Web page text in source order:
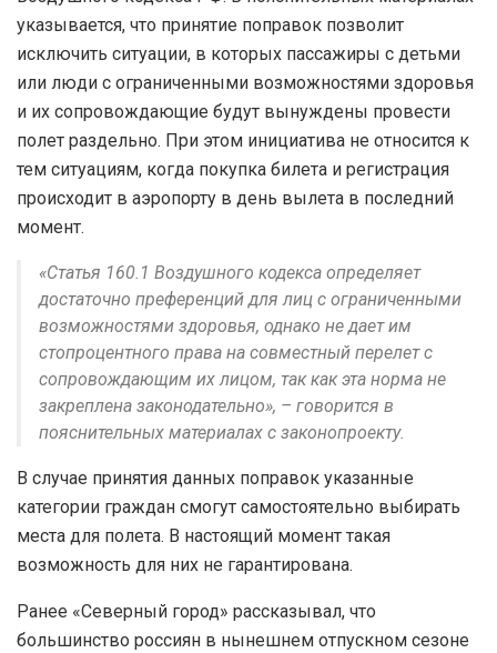
указывается, что принятие поправок позволит
исключить ситуации, в которых пассажиры с детьми
или люди с ограниченными возможностями здоровья
и их сопровождающие будут вынуждены провести
полет раздельно. При этом инициатива не относится к
тем ситуациям, когда покупка билета и регистрация
происходит в аэропорту в день вылета в последний
момент.
«Статья 160.1 Воздушного кодекса определяет
достаточно преференций для лиц с ограниченными
возможностями здоровья, однако не дает им
стопроцентного права на совместный перелет с
сопровождающим их лицом, так как эта норма не
закреплена законодательно», – говорится в
пояснительных материалах с законопроекту.
В случае принятия данных поправок указанные
категории граждан смогут самостоятельно выбирать
места для полета. В настоящий момент такая
возможность для них не гарантирована.
Ранее «Северный город» рассказывал, что
большинство россиян в нынешнем отпускном сезоне